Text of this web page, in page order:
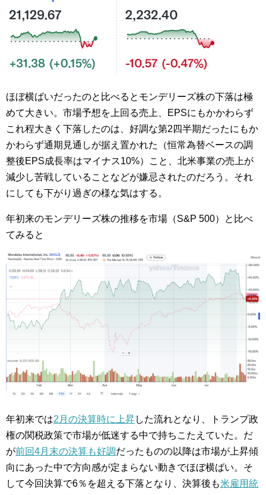
ほぼ横ばいだったのと比べるとモンデリーズ株の下落は極
めて大きい。市場予想を上回る売上、EPSにもかかわらず
これ程大きく下落したのは、好調な第2四半期だったにもか
かわらず通期見通しが据え置かれた（恒常為替ベースの調
整後EPS成長率はマイナス10%）こと、北米事業の売上が
減少し苦戦していることなどが嫌忌されたのだろう。それ
にしても下がり過ぎの様な気はする。
年初来のモンデリーズ株の推移を市場（S&P 500）と比べ
てみると
年初来では2月の決算時に上昇した流れとなり、トランプ政
権の関税政策で市場が低迷する中で持ちこたえていた。だ
が前回4月末の決算も好調だったものの以降は市場が上昇傾
向にあった中で方向感が定まらない動きでほぼ横ばい。そ
して今回決算で6％を超える下落となり、決算後も米雇用統